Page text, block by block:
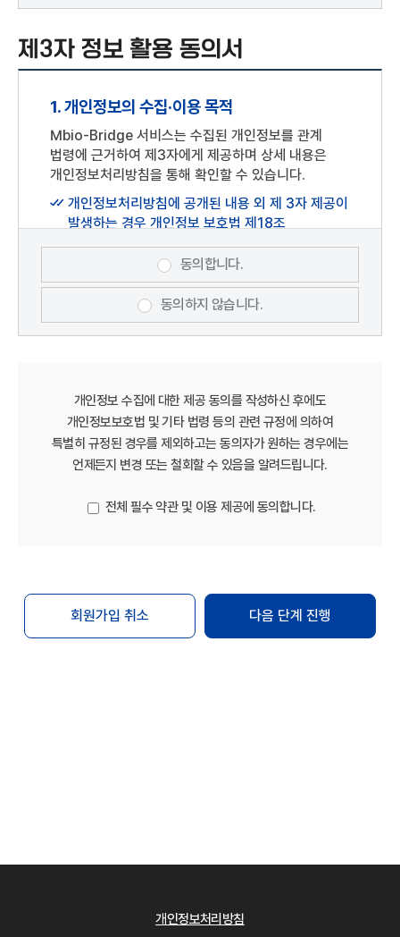
말합니다.
회원 아이디(ID) : 회원식별 및 서비스 이용을 위해
자신이 등록한 개인 E-mail 주소를 말함. 단,
기업회원의 경우 기업회원이 선정한 문자 및 숫자의
비밀번호(패스워드) : 회원의 권익보호를 위하여
회원이 선정한 문자 및 숫자의 조합을 말합니다.
플랫폼 : Mbio-Bridge(충청남도 서천군
장항읍장산로101번길75)
게시물 : "Mbio-Bridge" 홈페이지 내 이용자가
게재 또는 등록하는 부호(URL 포함), 문자, 음성,
음향, 영상(동영상 포함),이미지(사진 포함), 파일
제3조 이용 약관의 효력 및 변경
본 약관은 "Mbio-Bridge" 홈페이지
Mbio-Bridge는 “약관의 규제에 관한 법률”,
"정보통신망법" 등 관련 법령을 위반하지 않는
범위내에서 본 약관을 변경할 수 있으며, 약관을
개정할 경우에는 적용일자 및 개정사유를 명시하여
적용일자 7일 이전부터 적용일자 전일까지
회원은 변경된 약관에 동의하지 않는 경우 "Mbio-
Bridge"과의 이용계약을 해지(또는 회원탈퇴)할 수
있습니다. 만약 회원이 변경된 약관이 공지된 후
제2장 회원 가입
회원 가입은 이용자가 "Mbio-Bridge"에서 정한
필수항목 : 아이디, 비밀번호, 성명, 휴대폰 번호,
생년월일
대표자명, 설립일자). 회원 선택정보(전화번호,
이메일 주소)
상기 개인정보 처리에 동의하시겠습니까?
제3자 정보 활용 동의서
1. 개인정보의 수집·이용 목적
Mbio-Bridge 서비스는 수집된 개인정보를 관계
법령에 근거하여 제3자에게 제공하며 상세 내용은
개인정보처리방침을 통해 확인할 수 있습니다.
개인정보처리방침에 공개된 내용 외 제 3자 제공이
발생하는 경우 개인정보 보호법 제18조
(개인정보의 목적 외 이용·제공 제한)에 근거하여
처리하겠습니다.
동의합니다.
동의하지 않습니다.
개인정보 수집에 대한 제공 동의를 작성하신 후에도
개인정보보호법 및 기타 법령 등의 관련 규정에 의하여
특별히 규정된 경우를 제외하고는 동의자가 원하는 경우에는
언제든지 변경 또는 철회할 수 있음을 알려드립니다.
전체 필수 약관 및 이용 제공에 동의합니다.
회원가입 취소 다음 단계 진행
개인정보처리방침